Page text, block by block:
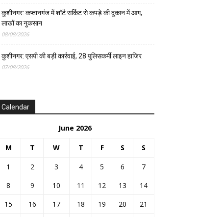
कुशीनगर: कप्तानगंज में शॉर्ट सर्किट से कपड़े की दुकान में आग,
लाखों का नुकसान
08/08/2026
कुशीनगर: एसपी की बड़ी कार्रवाई, 28 पुलिसकर्मी लाइन हाजिर
07/08/2026
Calendar
June 2026
M T W T F S S
1 2 3 4 5 6
7
8
9 10 11 12 13
14
15
16 17 18 19 20
21